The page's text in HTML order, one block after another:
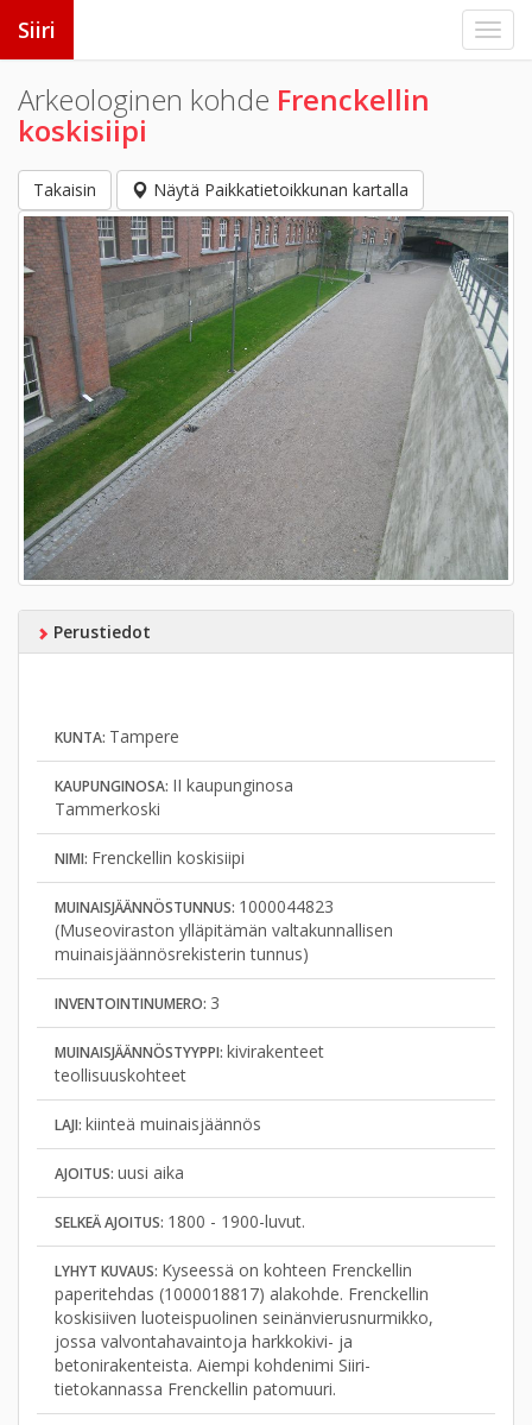
Siiri
Arkeologinen kohde Frenckellin
koskisiipi
Takaisin Näytä Paikkatietoikkunan kartalla
Perustiedot
KUNTA: Tampere
KAUPUNGINOSA: II kaupunginosa
Tammerkoski
NIMI: Frenckellin koskisiipi
MUINAISJÄÄNNÖSTUNNUS: 1000044823
(Museoviraston ylläpitämän valtakunnallisen
muinaisjäännösrekisterin tunnus)
INVENTOINTINUMERO: 3
MUINAISJÄÄNNÖSTYYPPI: kivirakenteet
teollisuuskohteet
LAJI: kiinteä muinaisjäännös
AJOITUS: uusi aika
SELKEÄ AJOITUS: 1800 - 1900-luvut.
LYHYT KUVAUS: Kyseessä on kohteen Frenckellin
paperitehdas (1000018817) alakohde. Frenckellin
koskisiiven luoteispuolinen seinänvierusnurmikko,
jossa valvontahavaintoja harkkokivi- ja
betonirakenteista. Aiempi kohdenimi Siiri-
tietokannassa Frenckellin patomuuri.